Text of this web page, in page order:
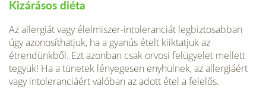
Kizárásos diéta
Az allergiát vagy élelmiszer-intoleranciát leg­biztosabban
úgy azonosíthatjuk, ha a gyanús ételt kiiktatjuk az
étrendünkből. Ezt azonban csak orvosi felügyelet mellett
te­gyük! Ha a tünetek lényegesen enyhülnek, az allergiáért
vagy intoleranciáért valóban az adott étel a felelős.